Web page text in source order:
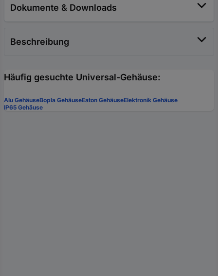
Dokumente & Downloads
Beschreibung
Häufig gesuchte Universal-Gehäuse:
Alu GehäuseBopla GehäuseEaton GehäuseElektronik Gehäuse
IP65 Gehäuse